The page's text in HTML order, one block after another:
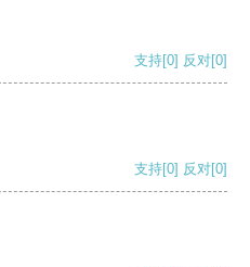
支持[0] 反对[0]
支持[0] 反对[0]